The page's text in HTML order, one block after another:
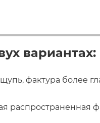
вариантах:
фактура более